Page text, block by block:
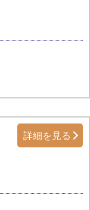
詳細を見る